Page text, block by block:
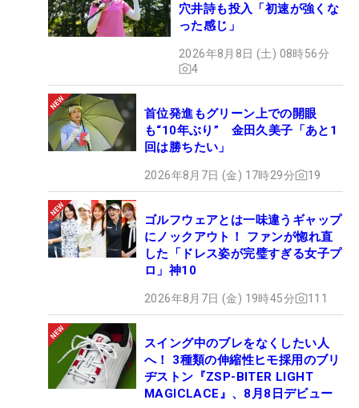
穴井詩も投入「初速が強くな
った感じ」
2026年8月8日 (土) 08時56分
4
首位発進もグリーン上での開眼
も“10年ぶり” 金田久美子「あと1
回は勝ちたい」
2026年8月7日 (金) 17時29分 19
ゴルフウェアとは一味違うギャップ
にノックアウト！ ファンが惚れ直
した「ドレス姿が完璧すぎる女子プ
ロ」神10
2026年8月7日 (金) 19時45分 111
スイング中のブレをなくしたい人
へ！ 3種類の伸縮性ヒモ採用のブリ
ヂストン『ZSP-BITER LIGHT
MAGICLACE』、8月8日デビュー